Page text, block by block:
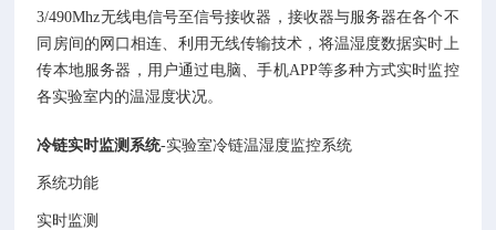
3/490Mhz无线电信号至信号接收器，接收器与服务器在各个不
同房间的网口相连、利用无线传输技术，将温湿度数据实时上
传本地服务器，用户通过电脑、手机APP等多种方式实时监控
各实验室内的温湿度状况。
冷链实时监测系统-实验室冷链温湿度监控系统
系统功能
实时监测